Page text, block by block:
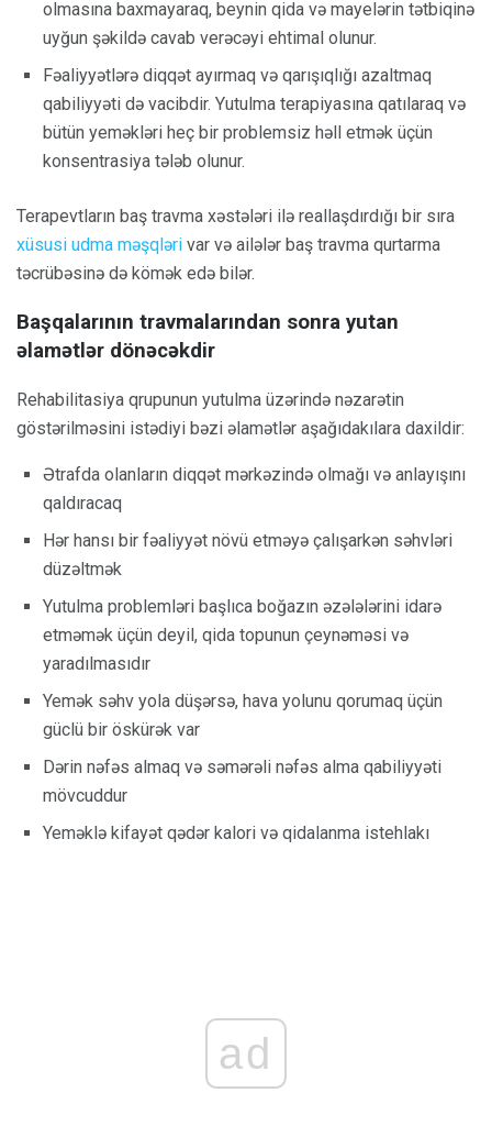
olmasına baxmayaraq, beynin qida və mayelərin tətbiqinə
uyğun şəkildə cavab verəcəyi ehtimal olunur.
Fəaliyyətlərə diqqət ayırmaq və qarışıqlığı azaltmaq
qabiliyyəti də vacibdir. Yutulma terapiyasına qatılaraq və
bütün yeməkləri heç bir problemsiz həll etmək üçün
konsentrasiya tələb olunur.
Terapevtların baş travma xəstələri ilə reallaşdırdığı bir sıra
xüsusi udma məşqləri var və ailələr baş travma qurtarma
təcrübəsinə də kömək edə bilər.
Başqalarının travmalarından sonra yutan
əlamətlər dönəcəkdir
Rehabilitasiya qrupunun yutulma üzərində nəzarətin
göstərilməsini istədiyi bəzi əlamətlər aşağıdakılara daxildir:
Ətrafda olanların diqqət mərkəzində olmağı və anlayışını
qaldıracaq
Hər hansı bir fəaliyyət növü etməyə çalışarkən səhvləri
düzəltmək
Yutulma problemləri başlıca boğazın əzələlərini idarə
etməmək üçün deyil, qida topunun çeynəməsi və
yaradılmasıdır
Yemək səhv yola düşərsə, hava yolunu qorumaq üçün
güclü bir öskürək var
Dərin nəfəs almaq və səmərəli nəfəs alma qabiliyyəti
mövcuddur
Yeməklə kifayət qədər kalori və qidalanma istehlakı
ad